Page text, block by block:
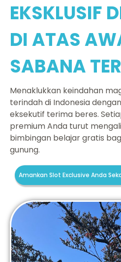
EKSKLUSIF
DI ATAS
SABANA
Menaklukkan keindahan
terindah di Indonesia
eksekutif terima beres.
premium Anda turut
bimbingan belajar gratis
gunung.
Amankan Slot Exclusive Anda